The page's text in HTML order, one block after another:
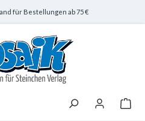
für Bestellungen ab 75 €